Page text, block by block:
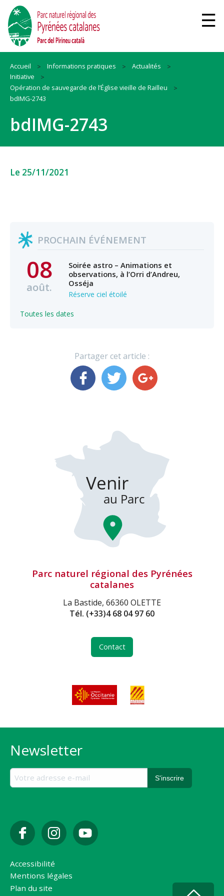
Accueil Informations pratiques
Actualités
Initiative
Opération de sauvegarde de l’Église vieille de Railleu
bdIMG-2743
bdIMG-2743
Le 25/11/2021
PROCHAIN ÉVÉNEMENT
08
août.
Soirée astro – Animations et
observations, à l’Orri d’Andreu,
Osséja
Réserve ciel étoilé
Toutes les dates
Partager cet article :
Parc naturel régional des Pyrénées
catalanes
La Bastide, 66360 OLETTE
Tél. (+33)4 68 04 97 60
Contact
Newsletter
Accessibilité
Mentions légales
Plan du site